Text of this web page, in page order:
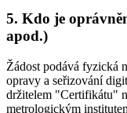
5. Kdo je
apod.)
Žádost podává fyzická
opravy a seřizování
držitelem "Certifikátu"
metrologickým